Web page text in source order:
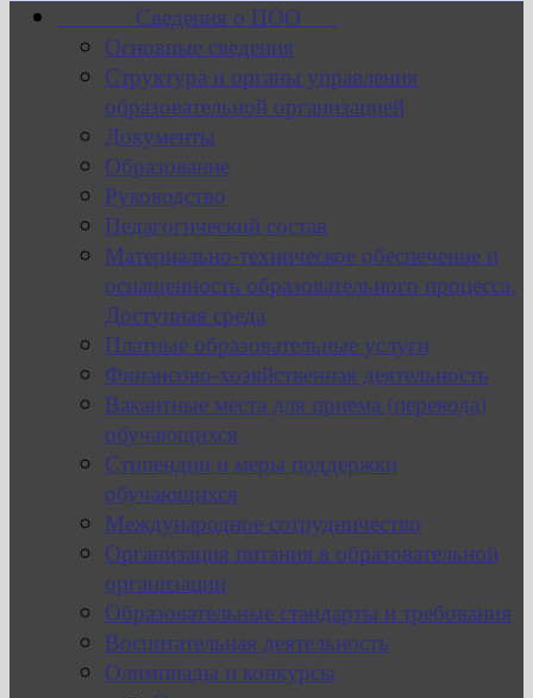
Сведения о ПОО
Основные сведения
Структура и органы управления
образовательной организацией
Документы
Образование
Руководство
Педагогический состав
Материально-техническое обеспечение и
оснащенность образовательного процесса.
Доступная среда
Платные образовательные услуги
Финансово-хозяйственная деятельность
Вакантные места для приема (перевода)
обучающихся
Стипендии и меры поддержки
обучающихся
Международное сотрудничество
Организация питания в образовательной
организации
Образовательные стандарты и требования
Воспитательная деятельность
Олимпиады и конкурсы